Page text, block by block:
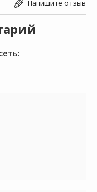
Напишите отзыв